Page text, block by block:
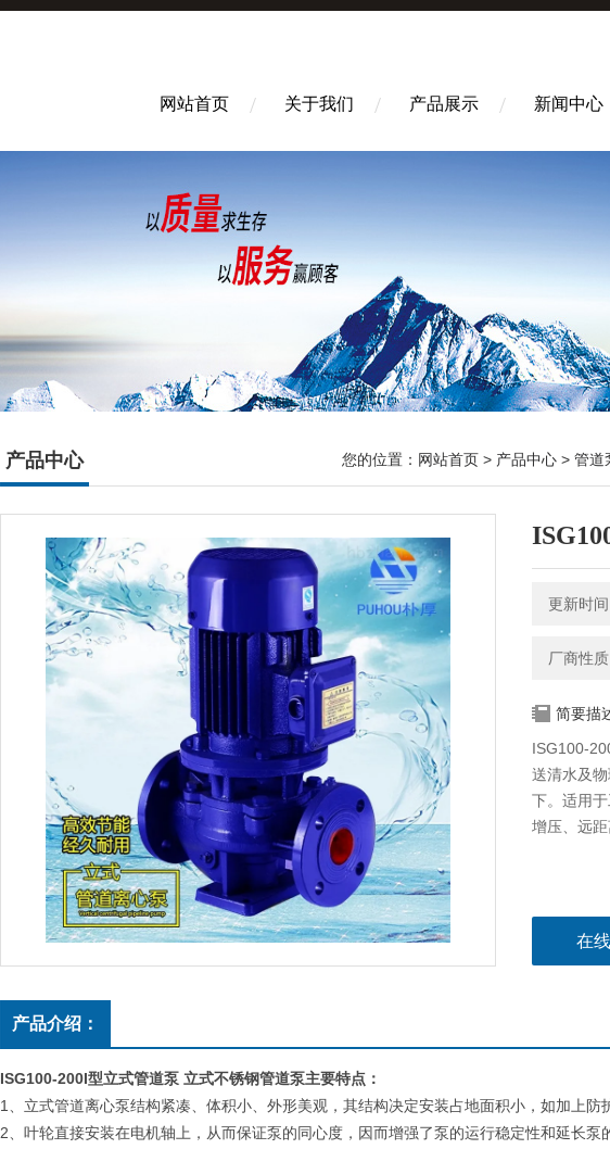
网站首页 关于我们 产品展示 新闻中心
产品中心 您的位置： 网站首页 > 产品中心 > 管道
更新时
厂商性
简要描
ISG100-
送清水及
下。适用
增压、远
在
产品介绍：
ISG100-200I型立式管道泵 立式不锈钢管道泵主要特点：
1 、立式管道离心泵结构紧凑、体积小、外形美观，其结构决定安装占地面积小，如加上防
2、叶轮直接安装在电机轴上，从而保证泵的同心度，因而增强了泵的运行稳定性和延长泵